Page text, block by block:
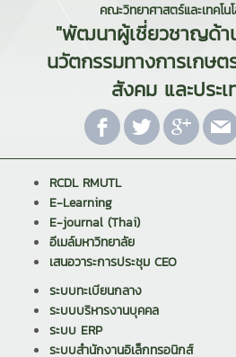
คณะวิทยาศาสตร์และเทคโน
"พัฒนาผู้เชี่ยวชาญด้าน
นวัตกรรมทางการเกษต
สังคม และประ
RCDL RMUTL
E-Learning
E-journal (Thai)
อีเมล์มหาวิทยาลัย
เสนอวาระการประชุม CEO
ระบบทะเบียนกลาง
ระบบบริหารงานบุคคล
ระบบ ERP
ระบบสำนักงานอิเล็กทรอนิกส์